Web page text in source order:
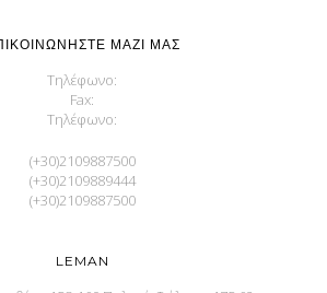
ΜΑΖΊ ΜΑΣ
Τηλέφωνο:
Fax:
Τηλέφωνο:
(+30)2109887500
(+30)2109889444
(+30)2109887500
LEMAN